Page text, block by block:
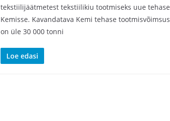
tekstiilijäätmetest tekstiilikiu tootmiseks uue tehase
Kemisse. Kavandatava Kemi tehase tootmisvõimsus
on üle 30 000 tonni
Loe edasi